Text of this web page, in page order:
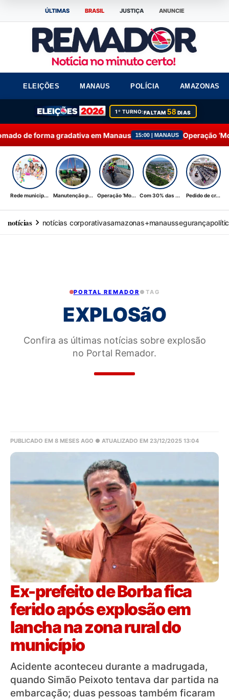
ÚLTIMAS BRASIL JUSTIÇA ANUNCIE
ELEIÇÕES MANAUS POLÍCIA AMAZONAS
1º TURNO:FALTAM58 DIAS
forma gradativa em Manaus 15:00 | MANAUS Operação
Rede municip... Manutenção p... Operação ‘Mo... Com 30% das ... Pedido de cr...
notícias notícias corporativasamazonas+manaussegurança
PORTAL REMADOR ● TAG
EXPLOSãO
Confira as últimas notícias sobre explosão
no Portal Remador.
PUBLICADO EM 8 MESES AGO ● ATUALIZADO EM 23/12/2025 13:04
Ex-prefeito de Borba fica
ferido após explosão em
lancha na zona rural do
município
Acidente aconteceu durante a madrugada,
quando Simão Peixoto tentava dar partida na
embarcação; duas pessoas também ficaram